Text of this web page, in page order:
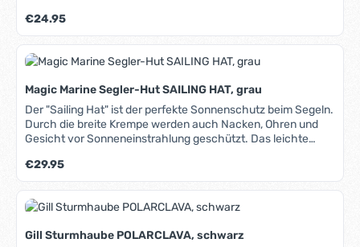
Aktivität auf oder am Wasser
Regulärer Preis:
€24.95
Magic Marine Segler-Hut SAILING HAT, grau
Der "Sailing Hat" ist der perfekte Sonnenschutz beim Segeln.
Durch die breite Krempe werden auch Nacken, Ohren und
Gesicht vor Sonneneinstrahlung geschützt. Das leichte
schnell. Eine Kordel mit Schnelleinstellung verhindert das
Über-Bord-Gehen auch bei stärkerem Wind.
Regulärer Preis:
€29.95
Gill Sturmhaube POLARCLAVA, schwarz